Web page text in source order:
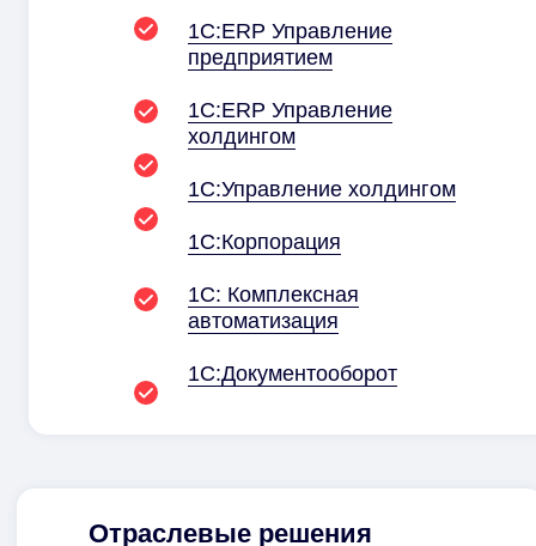
1С:ERP Управление
предприятием
1С:ERP Управление
холдингом
1С:Управление холдингом
1С:Корпорация
1С: Комплексная
автоматизация
1С:Документо­оборот
Отраслевые решения